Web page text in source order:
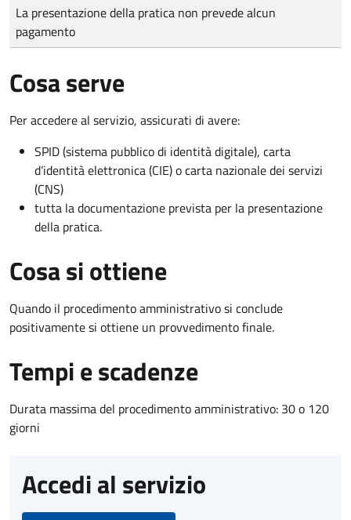
Tipo di pagamento
Importo
La presentazione della pratica non prevede alcun
pagamento
Cosa serve
Per accedere al servizio, assicurati di avere:
SPID (sistema pubblico di identità digitale), carta
d’identità elettronica (CIE) o carta nazionale dei servizi
(CNS)
tutta la documentazione prevista per la presentazione
della pratica.
Cosa si ottiene
Quando il procedimento amministrativo si conclude
positivamente si ottiene un provvedimento finale.
Tempi e scadenze
Durata massima del procedimento amministrativo: 30 o 120
giorni
Accedi al servizio